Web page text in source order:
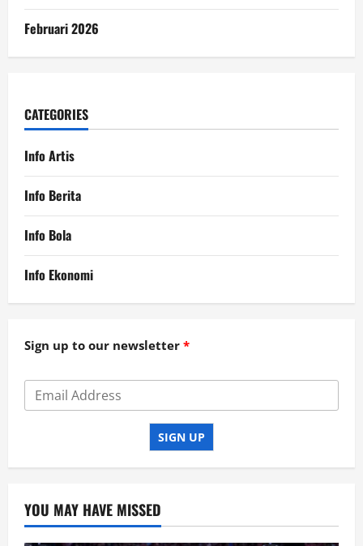
Februari 2026
CATEGORIES
Info Artis
Info Berita
Info Bola
Info Ekonomi
Sign up to our newsletter
SIGN UP
YOU MAY HAVE MISSED